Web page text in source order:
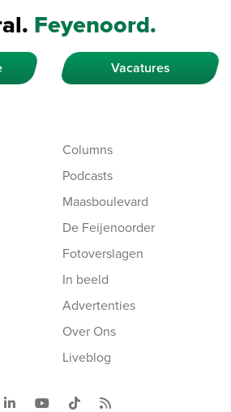
Feyenoord.
Vacatures
Columns
Podcasts
Maasboulevard
De Feijenoorder
Fotoverslagen
In beeld
Advertenties
Over Ons
Liveblog